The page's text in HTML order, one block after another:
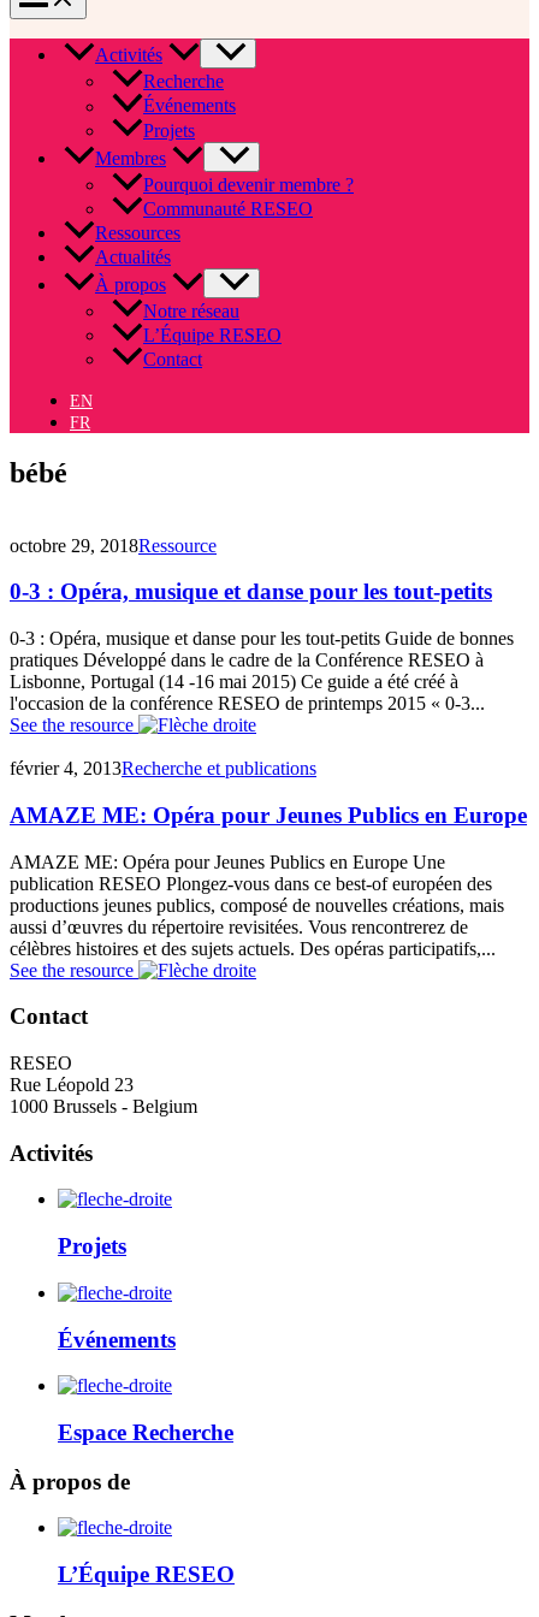
Activités
Recherche
Événements
Projets
Membres
Pourquoi devenir membre ?
Communauté RESEO
Ressources
Actualités
À propos
Notre réseau
L’Équipe RESEO
Contact
EN
FR
bébé
octobre 29, 2018Ressource
0-3 : Opéra, musique et danse pour les tout-petits
0-3 : Opéra, musique et danse pour les tout-petits Guide de bonnes
pratiques Développé dans le cadre de la Conférence RESEO à
Lisbonne, Portugal (14 -16 mai 2015) Ce guide a été créé à
l'occasion de la conférence RESEO de printemps 2015 « 0-3...
See the resource
février 4, 2013Recherche et publications
AMAZE ME: Opéra pour Jeunes Publics en Europe
AMAZE ME: Opéra pour Jeunes Publics en Europe Une
publication RESEO Plongez-vous dans ce best-of européen des
productions jeunes publics, composé de nouvelles créations, mais
aussi d’œuvres du répertoire revisitées. Vous rencontrerez de
célèbres histoires et des sujets actuels. Des opéras participatifs,...
See the resource
Contact
RESEO
Rue Léopold 23
1000 Brussels - Belgium
Activités
Projets
Événements
Espace Recherche
À propos de
L’Équipe RESEO